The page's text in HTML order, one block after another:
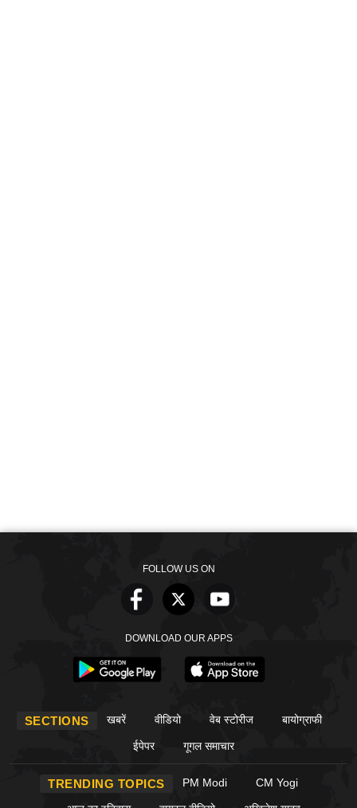
FOLLOW US ON
DOWNLOAD OUR APPS
SECTIONS खबरें वीडियो वेब स्टोरीज बायोग्राफी
ईपेपर गूगल समाचार
TRENDING TOPICS PM Modi CM Yogi